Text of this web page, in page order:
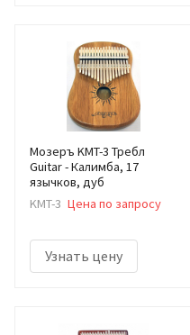
Мозеръ KMT-3 Требл
Guitar - Калимба, 17
язычков, дуб
KMT-3 Цена по запросу
Узнать цену